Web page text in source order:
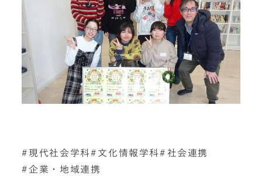
現代社会学科 文化情報学科
社会連携
企業・地域連携